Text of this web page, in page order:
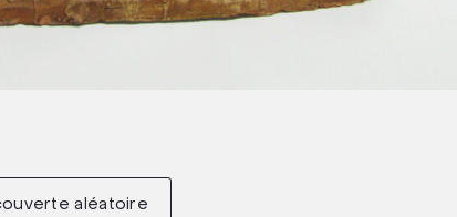
aléatoire